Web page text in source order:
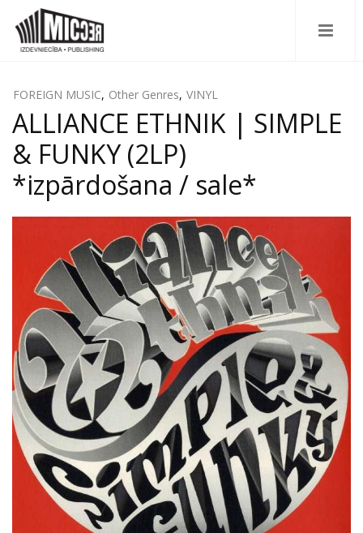
FOREIGN MUSIC, Other Genres, VINYL
ALLIANCE ETHNIK | SIMPLE
& FUNKY (2LP)
*izpārdošana / sale*